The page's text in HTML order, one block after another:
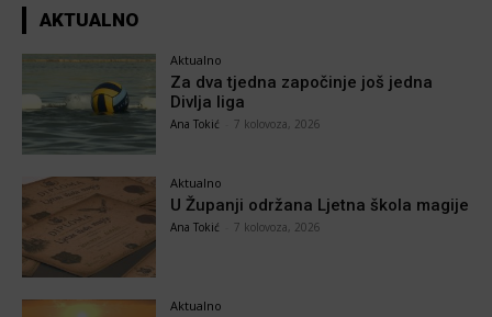
AKTUALNO
Aktualno
Za dva tjedna započinje još jedna
Divlja liga
Ana Tokić 7 kolovoza, 2026
Aktualno
U Županji održana Ljetna škola magije
Ana Tokić 7 kolovoza, 2026
Aktualno